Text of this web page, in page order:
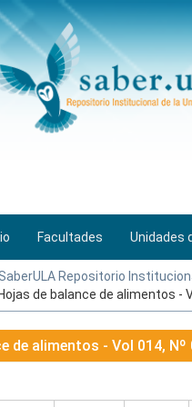
Facultades Unidades
SaberULA Repositorio
Hojas de balance de alimentos -
de alimentos - Vol 014, Nº